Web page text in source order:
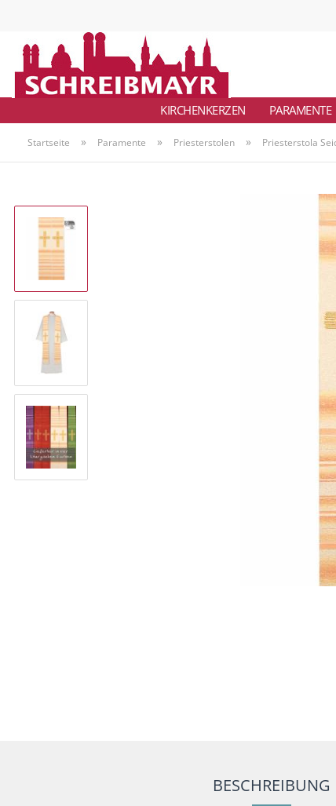
KIRCHENKERZEN PARAMENTE
Startseite » Paramente » Priesterstolen » Priesterstola
BESCHREIBUNG